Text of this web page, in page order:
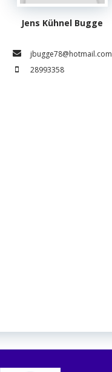
Jens Kühnel Bugge
jbugge78@hotmail.com
28993358